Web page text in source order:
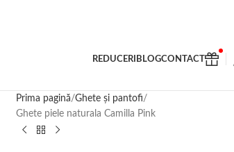
REDUCERI BLOGCONTACT
Prima pagină Ghete și pantofi
Ghete piele naturala Camilla Pink